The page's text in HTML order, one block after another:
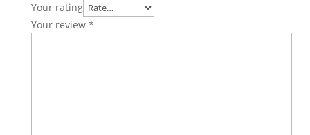
Your rating
Your review *